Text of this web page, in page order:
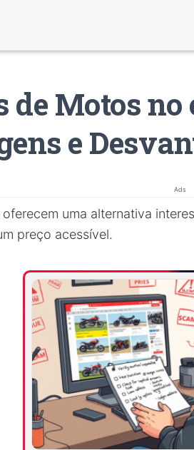
de Motos
e
Ads
oferecem uma alternativa
preço acessível.